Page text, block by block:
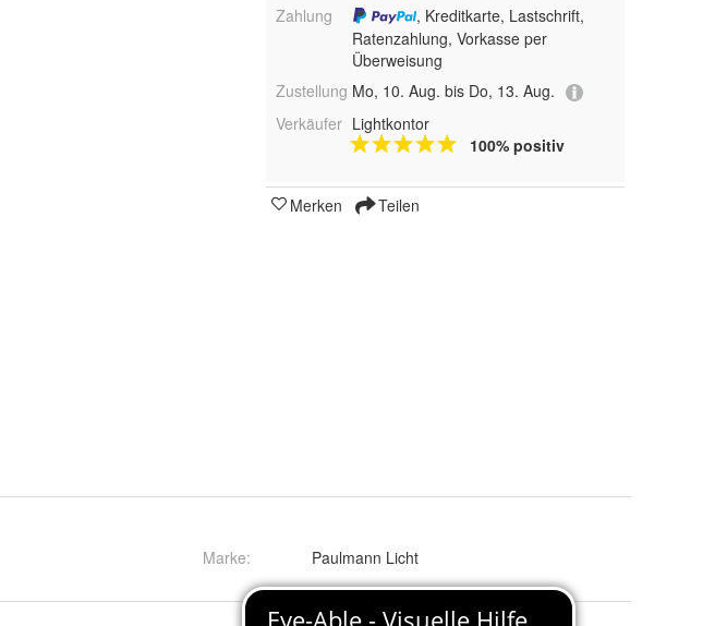
Zahlung
, Kreditkarte, Lastschrift,
Ratenzahlung, Vorkasse per
Überweisung
Zustellung Mo, 10. Aug. bis Do, 13. Aug.
Verkäufer Lightkontor
100% positiv
Merken Teilen
Marke: Paulmann Licht